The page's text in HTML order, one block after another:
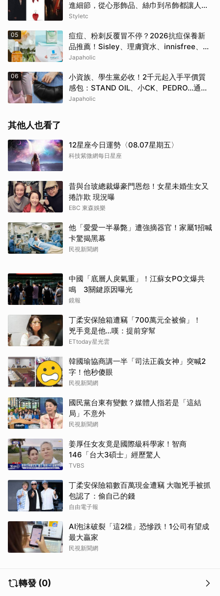
進細節，從心形飾品、絲巾到吊飾都讓人一
眼心動
Styletc
05
痘痘、粉刺反覆冒不停？2026抗痘保養新
品推薦！Sisley、理膚寶水、innisfree、
Bifesta 4大爆款一次看
Japaholic
06
小資族、學生黨必收！2千元起入手平價質
感包：STAND OIL、小CK、PEDRO…通勤
約會都超加分
Japaholic
其他人也看了
12星座今日運勢〈08.07星期五〉
科技紫微網每日星座
昔與台玻總裁爆豪門恩怨！女星未婚生女又
捲詐欺 現況曝
EBC 東森娛樂
他「愛愛一半暴斃」遭強摘器官！家屬1招喊
卡驚揭黑幕
民視新聞網
中國「底層人戾氣重」！江蘇女PO文爆共
鳴 3關鍵原因曝光
鏡報
丁柔安保險箱遭竊「700萬元全被偷」！
兇手竟是他...嘆：提前穿幫
ETtoday星光雲
韓國瑜協商講一半「司法正義女神」突喊2
字！他秒傻眼
民視新聞網
國民黨台東有變數？媒體人指若是「這結
局」不意外
民視新聞網
姜厚任女友竟是國際級科學家！智商
146「台大3碩士」經歷驚人
TVBS
丁柔安保險箱數百萬現金遭竊 大咖兇手被抓
包認了：偷自己的錢
自由電子報
AI泡沫破裂「這2檔」恐慘跌！1公司有望成
最大贏家
民視新聞網
轉發 (0)